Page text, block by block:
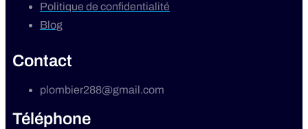
Politique de confidentialité
Blog
Contact
plombier288@gmail.com
Téléphone